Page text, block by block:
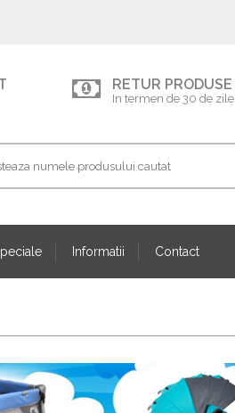
RETUR PRODUSE
In termen de 30 de zile
Informatii Contact